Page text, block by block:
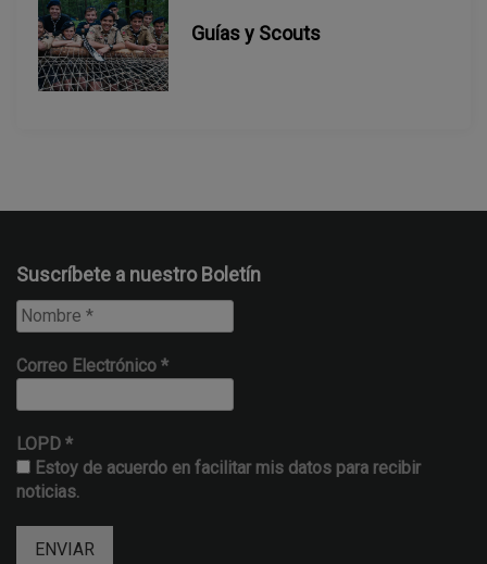
t
r
a
s
Guías y Scouts
Suscríbete a nuestro Boletín
Correo Electrónico *
LOPD *
Estoy de acuerdo en facilitar mis datos para recibir
noticias.